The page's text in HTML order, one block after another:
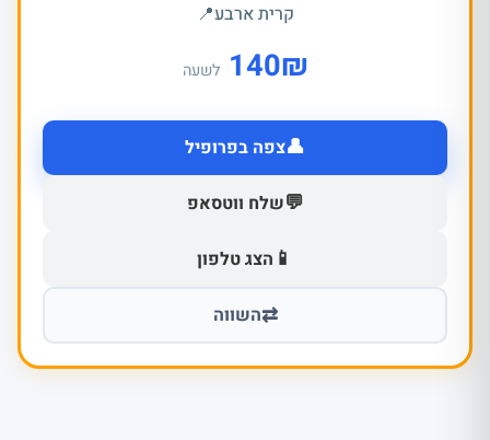
קרית ארבע📍
₪
140 לשעה
👤צפה בפרופיל
💬שלח ווטסאפ
📱 הצג טלפון
⇄השווה